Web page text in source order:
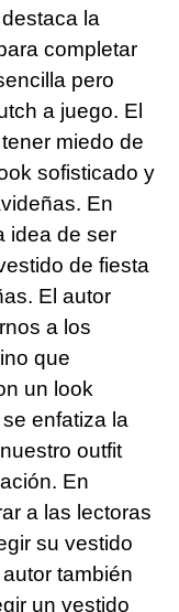
la
completar
pero
a juego. El
miedo de
sofisticado y
En
idea de ser
de fiesta
El autor
a los
que
un look
enfatiza la
outfit
En
a las lectoras
su vestido
también
un vestido